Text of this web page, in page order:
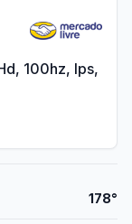
100hz, Ips,
178°